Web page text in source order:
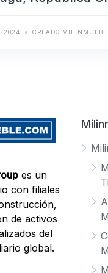
2024 CREADO
es un
con filiales
de activos
del
global.